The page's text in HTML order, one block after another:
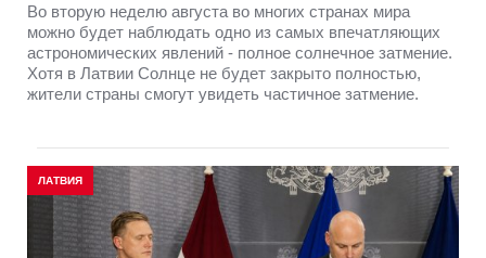
Во вторую неделю августа во многих странах мира
можно будет наблюдать одно из самых впечатляющих
астрономических явлений - полное солнечное затмение.
Хотя в Латвии Солнце не будет закрыто полностью,
жители страны смогут увидеть частичное затмение.
ЛАТВИЯ